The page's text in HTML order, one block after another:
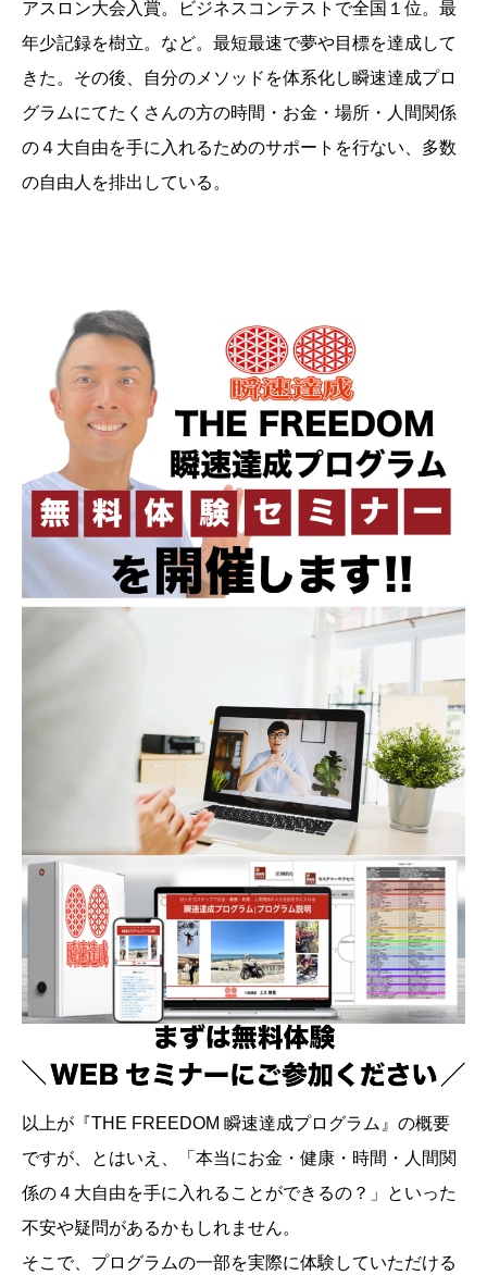
アスロン大会入賞。ビジネスコンテストで全国１位。最
年少記録を樹立。など。最短最速で夢や目標を達成して
きた。その後、自分のメソッドを体系化し瞬速達成プロ
グラムにてたくさんの方の時間・お金・場所・人間関係
の４大自由を手に入れるためのサポートを行ない、多数
の自由人を排出している。
以上が『THE FREEDOM 瞬速達成プログラム』の概要
ですが、とはいえ、「本当にお金・健康・時間・人間関
係の４大自由を手に入れることができるの？」といった
不安や疑問があるかもしれません。
そこで、プログラムの一部を実際に体験していただける